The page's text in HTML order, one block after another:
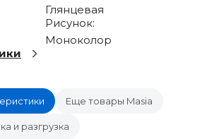
Глянцевая
Рисунок:
Моноколор
Еще товары Masia
и разгрузка